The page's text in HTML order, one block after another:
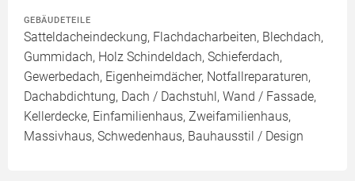
GEBÄUDETEILE
Satteldacheindeckung, Flachdacharbeiten, Blechdach,
Gummidach, Holz Schindeldach, Schieferdach,
Gewerbedach, Eigenheimdächer, Notfallreparaturen,
Dachabdichtung, Dach / Dachstuhl, Wand / Fassade,
Kellerdecke, Einfamilienhaus, Zweifamilienhaus,
Massivhaus, Schwedenhaus, Bauhausstil / Design